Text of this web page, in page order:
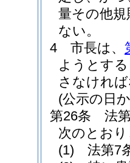
量その他
ない。
4
市長は、
ようとす
さなけれ
(公示の日
第26条
法
次のとお
(1)
法第7